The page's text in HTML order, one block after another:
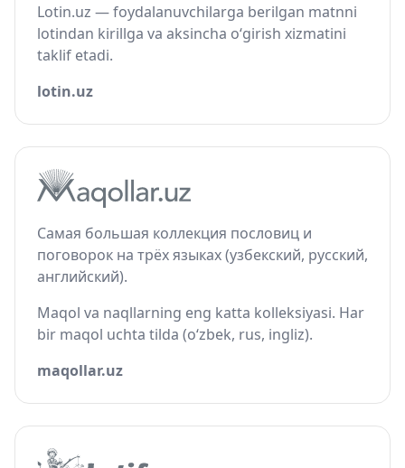
Lotin.uz — foydalanuvchilarga berilgan matnni
lotindan kirillga va aksincha o‘girish xizmatini
taklif etadi.
lotin.uz
Самая большая коллекция пословиц и
поговорок на трёх языках (узбекский, русский,
английский).
Maqol va naqllarning eng katta kolleksiyasi. Har
bir maqol uchta tilda (o‘zbek, rus, ingliz).
maqollar.uz